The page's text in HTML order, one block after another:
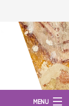
MENU